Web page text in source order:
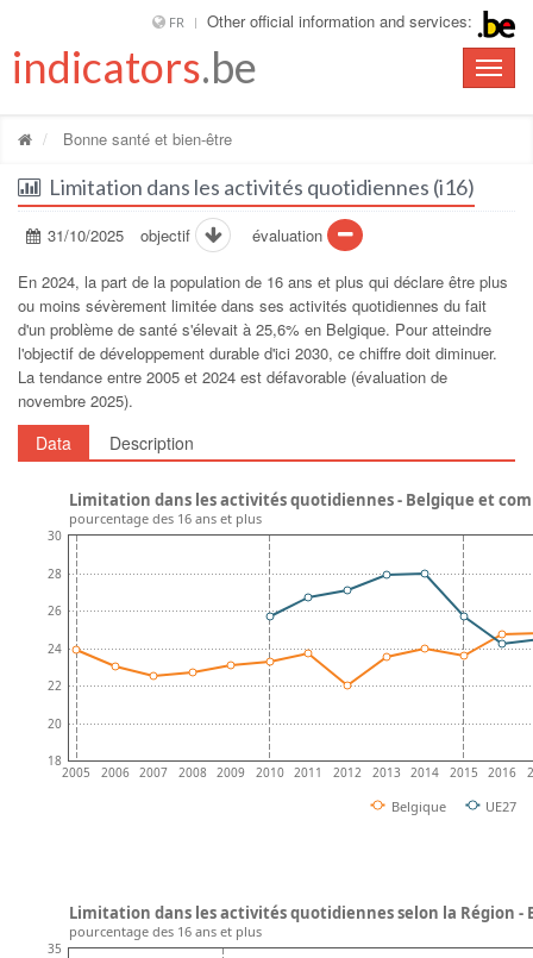
FR Other official information and services:
Toggle
indicators.be
Bonne santé et bien-être
Limitation dans les activités quotidiennes (i16)
31/10/2025 objectif évaluation
En 2024, la part de la population de 16 ans et plus qui déclare être plus
ou moins sévèrement limitée dans ses activités quotidiennes du fait
d'un problème de santé s'élevait à 25,6% en Belgique. Pour atteindre
l'objectif de développement durable d'ici 2030, ce chiffre doit diminuer.
La tendance entre 2005 et 2024 est défavorable (évaluation de
novembre 2025).
Data Description
2005 2006 2007 2008 2009 2010 2011 2012 2013 2014 2015 2016
18
20
22
24
26
28
30
Belgique UE27
Limitation dans les activités quotidiennes - Belgique et
pourcentage des 16 ans et plus
35
Limitation dans les activités quotidiennes selon la Région -
pourcentage des 16 ans et plus